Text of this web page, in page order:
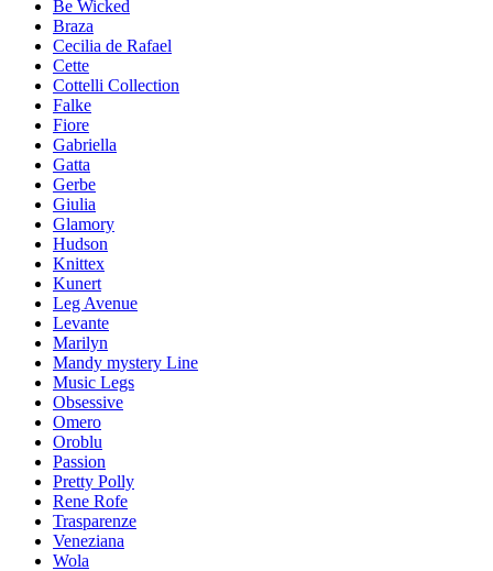
Be Wicked
Braza
Cecilia de Rafael
Cette
Cottelli Collection
Falke
Fiore
Gabriella
Gatta
Gerbe
Giulia
Glamory
Hudson
Knittex
Kunert
Leg Avenue
Levante
Marilyn
Mandy mystery Line
Music Legs
Obsessive
Omero
Oroblu
Passion
Pretty Polly
Rene Rofe
Trasparenze
Veneziana
Wola